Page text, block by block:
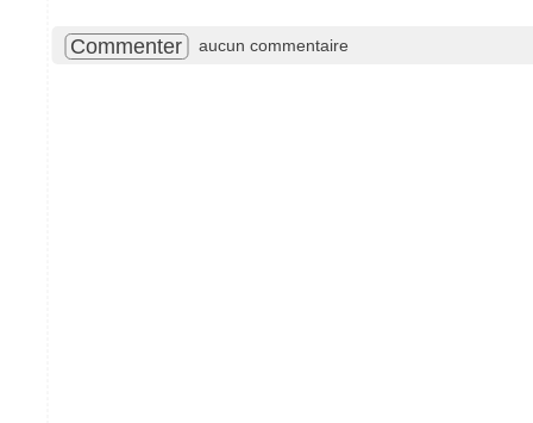
Commenter aucun commentaire